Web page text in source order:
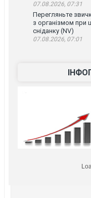
07.08.2026, 07:31
Перегляньте
з організмом при
сніданку (NV)
07.08.2026, 07:01